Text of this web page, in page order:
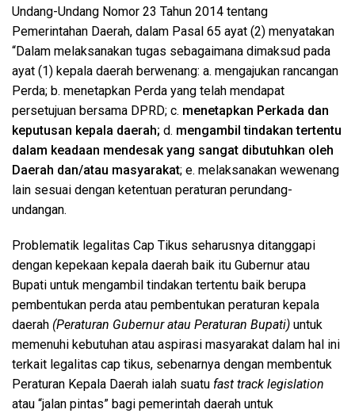
Undang-Undang Nomor 23 Tahun 2014 tentang
Pemerintahan Daerah, dalam Pasal 65 ayat (2) menyatakan
“Dalam melaksanakan tugas sebagaimana dimaksud pada
ayat (1) kepala daerah berwenang: a. mengajukan rancangan
Perda; b. menetapkan Perda yang telah mendapat
persetujuan bersama DPRD; c. menetapkan Perkada dan
keputusan kepala daerah; d. mengambil tindakan tertentu
dalam keadaan mendesak yang sangat dibutuhkan oleh
Daerah dan/atau masyarakat; e. melaksanakan wewenang
lain sesuai dengan ketentuan peraturan perundang-
undangan.
Problematik legalitas Cap Tikus seharusnya ditanggapi
dengan kepekaan kepala daerah baik itu Gubernur atau
Bupati untuk mengambil tindakan tertentu baik berupa
pembentukan perda atau pembentukan peraturan kepala
daerah (Peraturan Gubernur atau Peraturan Bupati) untuk
memenuhi kebutuhan atau aspirasi masyarakat dalam hal ini
terkait legalitas cap tikus, sebenarnya dengan membentuk
Peraturan Kepala Daerah ialah suatu fast track legislation
atau “jalan pintas” bagi pemerintah daerah untuk